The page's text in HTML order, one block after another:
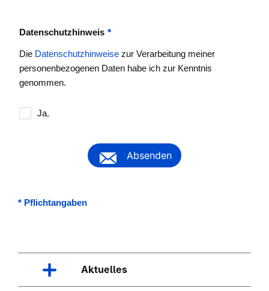
Datenschutzhinweis *
Die Datenschutzhinweise zur Verarbeitung meiner
personenbezogenen Daten habe ich zur Kenntnis
genommen.
Ja.
Absenden
* Pflichtangaben
Aktuelles